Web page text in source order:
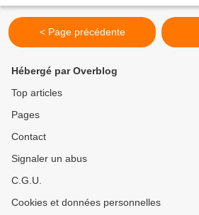
< Page précédente
Hébergé par Overblog
Top articles
Pages
Contact
Signaler un abus
C.G.U.
Cookies et données personnelles